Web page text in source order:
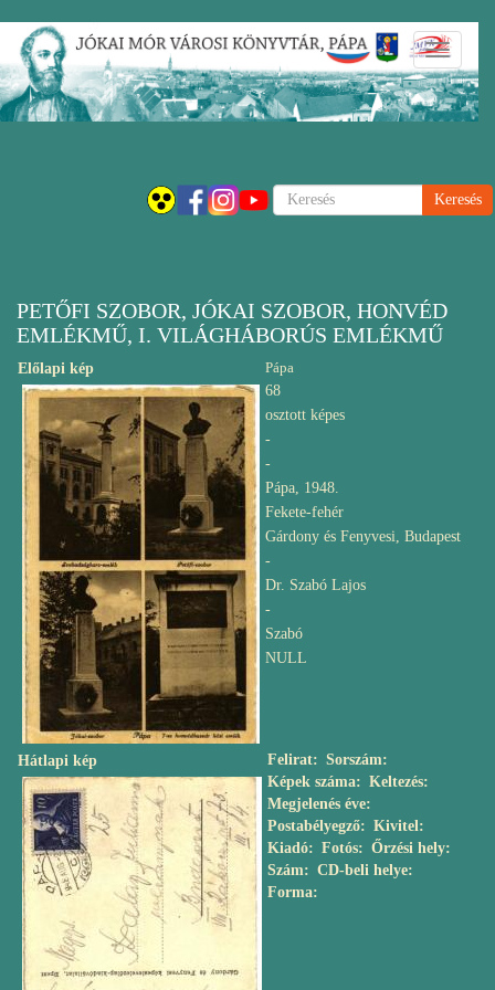
Ugrás
tartalomra
Keresés
PETŐFI SZOBOR, JÓKAI SZOBOR, HONVÉD
EMLÉKMŰ, I. VILÁGHÁBORÚS EMLÉKMŰ
Előlapi kép
Hátlapi kép Felirat
Pápa
Sorszám
68
Képek száma
osztott képes
Keltezés
-
Megjelenés éve
-
Postabélyegző
Pápa, 1948.
Kivitel
Fekete-fehér
Kiadó
Gárdony és Fenyvesi, Budapest
Fotós
-
Őrzési hely
Dr. Szabó Lajos
Szám
-
CD-beli helye
Szabó
Forma
NULL